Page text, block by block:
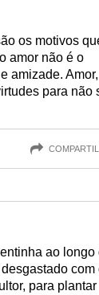
os motivos
amor não é o
amizade. Amor,
para não
ao longo
com
para plantar